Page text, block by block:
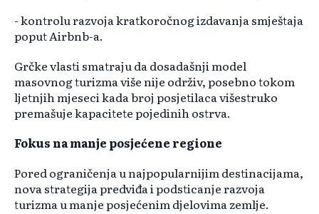
- kontrolu razvoja kratkoročnog izdavanja smještaja
poput Airbnb-a.
Grčke vlasti smatraju da dosadašnji model
masovnog turizma više nije održiv, posebno tokom
ljetnjih mjeseci kada broj posjetilaca višestruko
premašuje kapacitete pojedinih ostrva.
Fokus na manje posjećene regione
Pored ograničenja u najpopularnijim destinacijama,
nova strategija predviđa i podsticanje razvoja
turizma u manje posjećenim djelovima zemlje.